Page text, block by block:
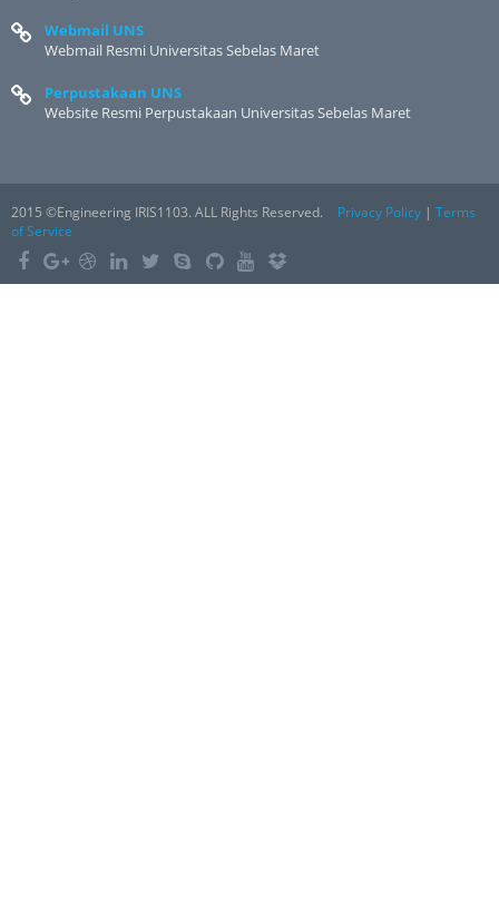
Webmail UNS
Webmail Resmi Universitas Sebelas Maret
Perpustakaan UNS
Website Resmi Perpustakaan Universitas Sebelas Maret
2015 ©Engineering IRIS1103. ALL Rights Reserved. Privacy Policy | Terms
of Service